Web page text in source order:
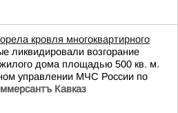
кровля многоквартирного
ликвидировали возгорание
жилого дома площадью 500 кв. м.
управлении МЧС России по
Кавказ